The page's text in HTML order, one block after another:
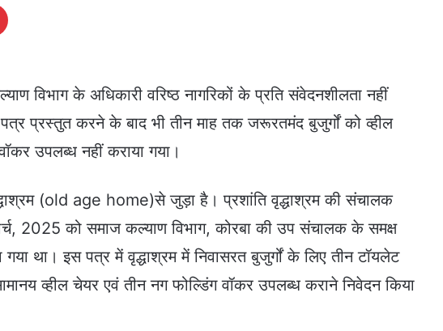
विभाग के अधिकारी वरिष्ठ नागरिकों के प्रति संवेदनशीलता नहीं
प्रस्तुत करने के बाद भी तीन माह तक जरूरतमंद बुजुर्गों को व्हील
उपलब्ध नहीं कराया गया।
(old age home)से जुड़ा है। प्रशांति वृद्धाश्रम की संचालक
2025 को समाज कल्याण विभाग, कोरबा की उप संचालक के समक्ष
था। इस पत्र में वृद्धाश्रम में निवासरत बुजुर्गों के लिए तीन टॉयलेट
व्हील चेयर एवं तीन नग फोल्डिंग वॉकर उपलब्ध कराने निवेदन किया